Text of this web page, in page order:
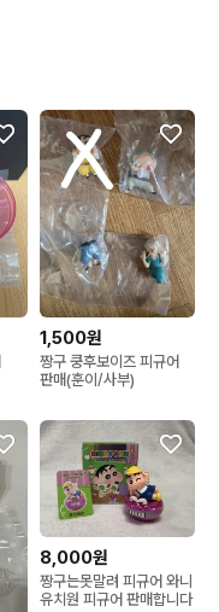
1,500원
짱구 쿵후보이즈 피규어
판매(훈이/사부)
8,000원
짱구는못말려 피규어 와니
유치원 피규어 판매합니다